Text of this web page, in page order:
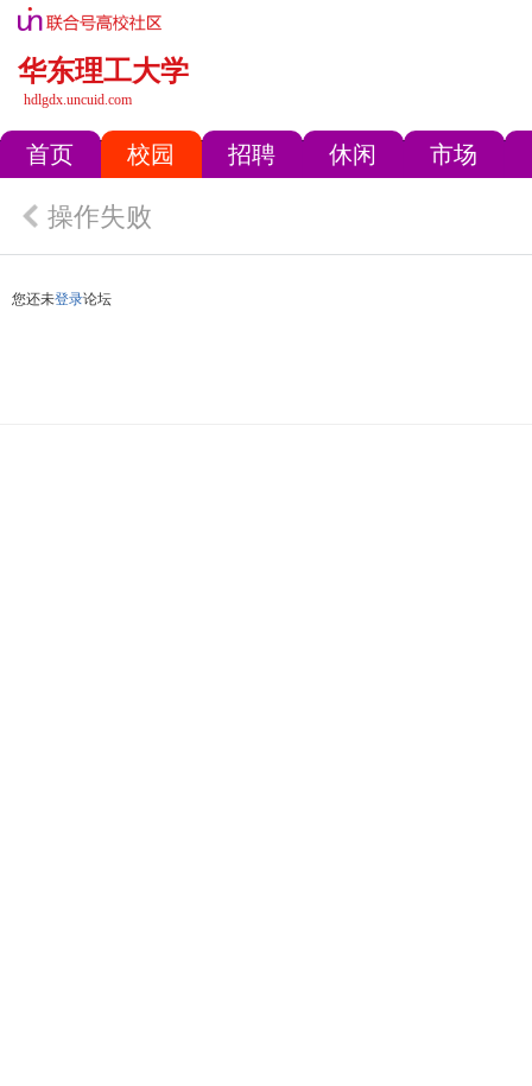
华东理工大学
hdlgdx.uncuid.com
首页 校园 招聘 休闲 市场
操作失败
您还未登录论坛